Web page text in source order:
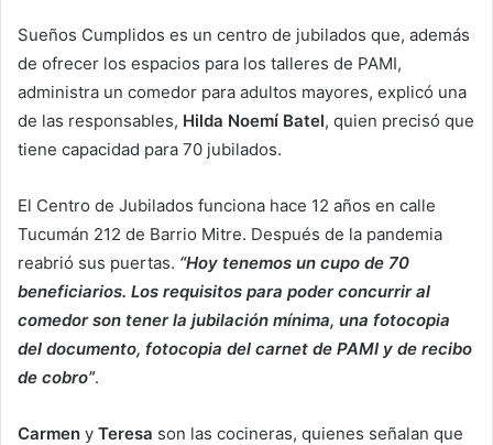
Sueños Cumplidos es un centro de jubilados que, además
de ofrecer los espacios para los talleres de PAMI,
administra un comedor para adultos mayores, explicó una
de las responsables, Hilda Noemí Batel, quien precisó que
tiene capacidad para 70 jubilados.
El Centro de Jubilados funciona hace 12 años en calle
Tucumán 212 de Barrio Mitre. Después de la pandemia
reabrió sus puertas. “Hoy tenemos un cupo de 70
beneficiarios. Los requisitos para poder concurrir al
comedor son tener la jubilación mínima, una fotocopia
del documento, fotocopia del carnet de PAMI y de recibo
de cobro”.
Carmen y Teresa son las cocineras, quienes señalan que